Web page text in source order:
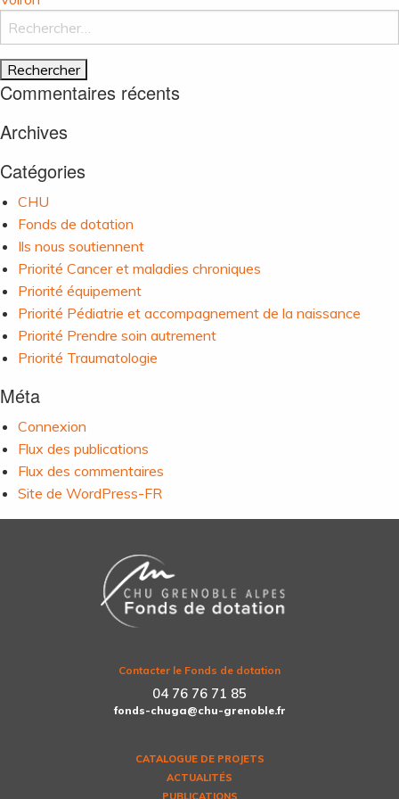
l’article
Rechercher :
Commentaires récents
Archives
Catégories
CHU
Fonds de dotation
Ils nous soutiennent
Priorité Cancer et maladies chroniques
Priorité équipement
Priorité Pédiatrie et accompagnement de la naissance
Priorité Prendre soin autrement
Priorité Traumatologie
Méta
Connexion
Flux des publications
Flux des commentaires
Site de WordPress-FR
Contacter le Fonds de dotation
04 76 76 71 85
fonds-chuga@chu-grenoble.fr
CATALOGUE DE PROJETS
ACTUALITÉS